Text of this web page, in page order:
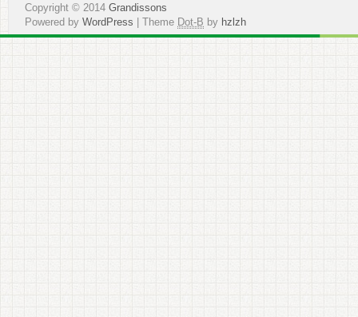
Copyright © 2014 Grandissons
Powered by WordPress | Theme Dot-B by hzlzh